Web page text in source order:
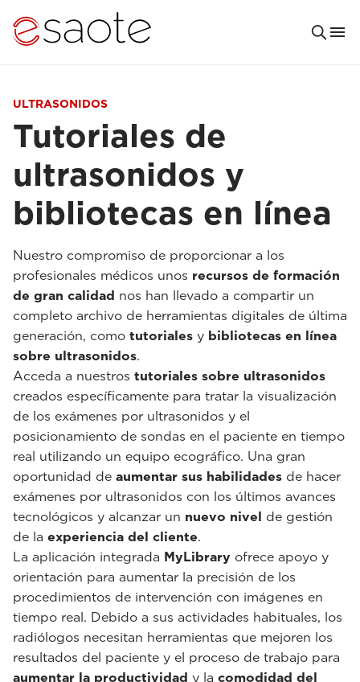
ULTRASONIDOS
Tutoriales de
ultrasonidos y
bibliotecas en línea
Nuestro compromiso de proporcionar a los
profesionales médicos unos recursos de formación
de gran calidad nos han llevado a compartir un
completo archivo de herramientas digitales de última
generación, como tutoriales y bibliotecas en línea
sobre ultrasonidos.
Acceda a nuestros tutoriales sobre ultrasonidos
creados específicamente para tratar la visualización
de los exámenes por ultrasonidos y el
posicionamiento de sondas en el paciente en tiempo
real utilizando un equipo ecográfico. Una gran
oportunidad de aumentar sus habilidades de hacer
exámenes por ultrasonidos con los últimos avances
tecnológicos y alcanzar un nuevo nivel de gestión
de la experiencia del cliente.
La aplicación integrada MyLibrary ofrece apoyo y
orientación para aumentar la precisión de los
procedimientos de intervención con imágenes en
tiempo real. Debido a sus actividades habituales, los
radiólogos necesitan herramientas que mejoren los
resultados del paciente y el proceso de trabajo para
aumentar la productividad y la comodidad del